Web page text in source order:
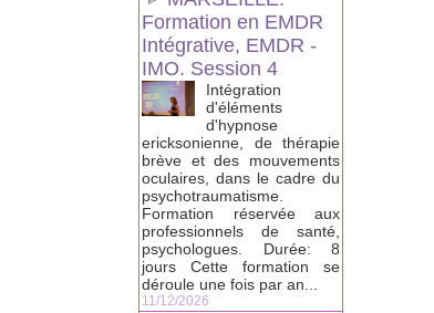
Formation en EMDR
Intégrative, EMDR -
IMO. Session 4
Intégration
d'éléments
d'hypnose
ericksonienne, de thérapie
brève et des mouvements
oculaires, dans le cadre du
psychotraumatisme.
Formation réservée aux
professionnels de santé,
psychologues. Durée: 8
jours Cette formation se
déroule une fois par an...
11/12/2026